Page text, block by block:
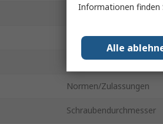
Regelungsart
Material
Oberfächen Finish
Normen/Zulassungen
Schraubendurchmesser
Informationen finden
Alle